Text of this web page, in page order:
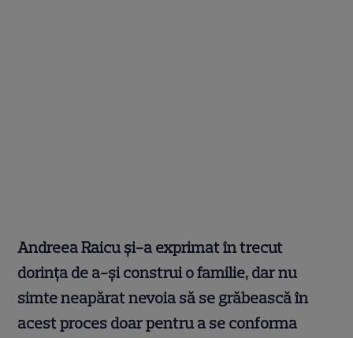
Andreea Raicu și-a exprimat în trecut
dorința de a-și construi o familie, dar nu
simte neapărat nevoia să se grăbească în
acest proces doar pentru a se conforma